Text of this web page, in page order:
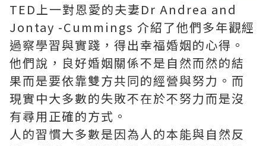
TED上一對恩愛的夫妻Dr Andrea and
Jontay -Cummings 介紹了他們多年觀經
過察學習與實踐，得出幸福婚姻的心得。
他們說，良好婚姻關係不是自然而然的結
果而是要依靠雙方共同的經營與努力。而
現實中大多數的失敗不在於不努力而是沒
有尋用正確的方式。
人的習慣大多數是因為人的本能與自然反